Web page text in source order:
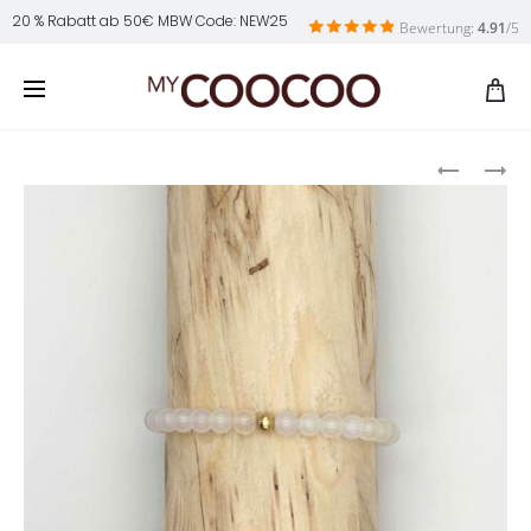
20 % Rabatt ab 50€ MBW Code: NEW25 Bewertung: 4.91/5
MYLIANE